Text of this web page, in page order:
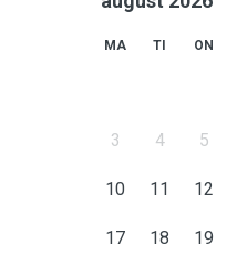
MA TI ON
3 4 5
10 11 12
17 18 19